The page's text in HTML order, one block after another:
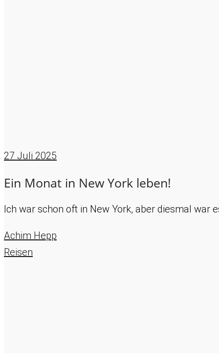
27 Juli 2025
Ein Monat in New York leben!
Ich war schon oft in New York, aber diesmal war
Achim Hepp
Reisen